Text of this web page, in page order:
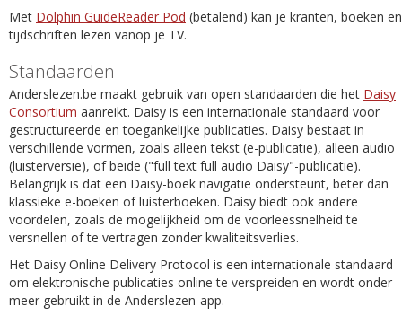
Met Dolphin GuideReader Pod (betalend) kan je kranten, boeken en
tijdschriften lezen vanop je TV.
Standaarden
Anderslezen.be maakt gebruik van open standaarden die het Daisy
Consortium aanreikt. Daisy is een internationale standaard voor
gestructureerde en toegankelijke publicaties. Daisy bestaat in
verschillende vormen, zoals alleen tekst (e-publicatie), alleen audio
(luisterversie), of beide ("full text full audio Daisy"-publicatie).
Belangrijk is dat een Daisy-boek navigatie ondersteunt, beter dan
klassieke e-boeken of luisterboeken. Daisy biedt ook andere
voordelen, zoals de mogelijkheid om de voorleessnelheid te
versnellen of te vertragen zonder kwaliteitsverlies.
Het Daisy Online Delivery Protocol is een internationale standaard
om elektronische publicaties online te verspreiden en wordt onder
meer gebruikt in de Anderslezen-app.